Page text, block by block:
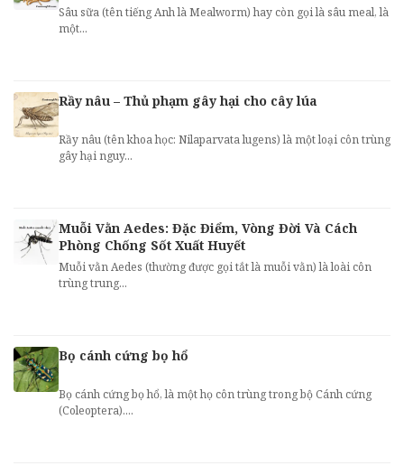
Sâu sữa (tên tiếng Anh là Mealworm) hay còn gọi là sâu meal, là
một...
Rầy nâu – Thủ phạm gây hại cho cây lúa
Rầy nâu (tên khoa học: Nilaparvata lugens) là một loại côn trùng
gây hại nguy...
Muỗi Vằn Aedes: Đặc Điểm, Vòng Đời Và Cách
Phòng Chống Sốt Xuất Huyết
Muỗi vằn Aedes (thường được gọi tắt là muỗi vằn) là loài côn
trùng trung...
Bọ cánh cứng bọ hổ
Bọ cánh cứng bọ hổ, là một họ côn trùng trong bộ Cánh cứng
(Coleoptera)....